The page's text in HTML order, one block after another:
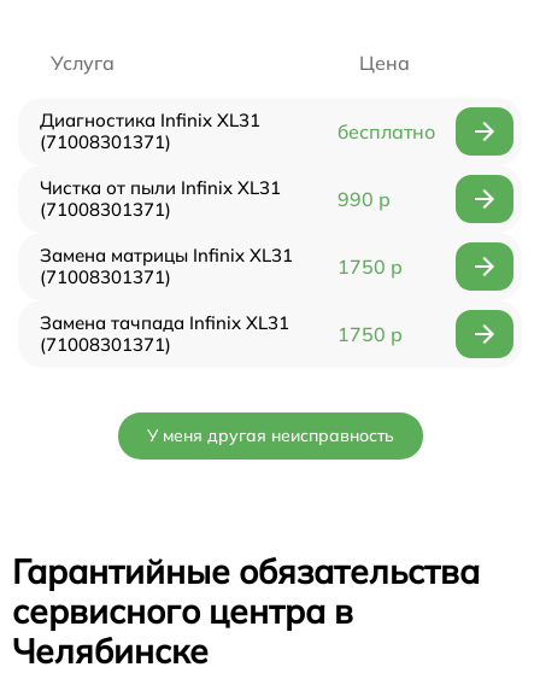
Услуга Цена
Диагностика Infinix XL31
(71008301371)
бесплатно
Чистка от пыли Infinix XL31
(71008301371)
990 р
Замена матрицы Infinix XL31
(71008301371)
1750 р
Замена тачпада Infinix XL31
(71008301371)
1750 р
У меня другая неисправность
Гарантийные обязательства
сервисного центра в
Челябинске